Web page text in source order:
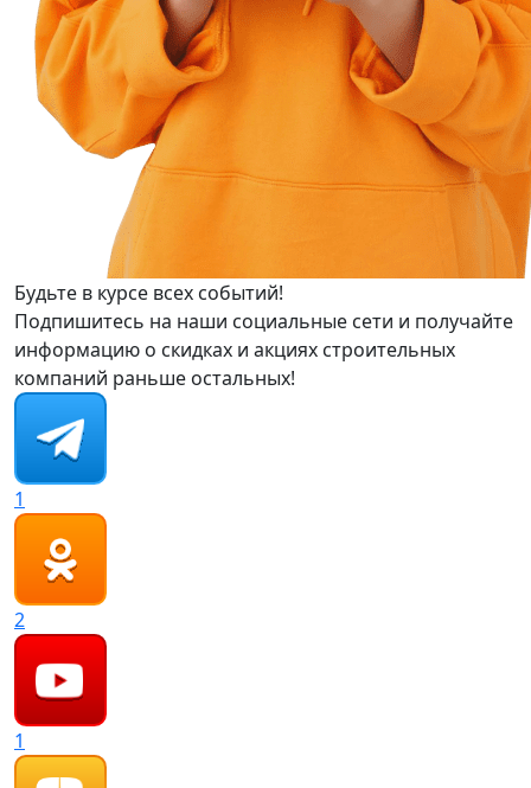
Будьте в курсе всех событий!
Подпишитесь на наши социальные сети и получайте
информацию о скидках и акциях строительных
компаний раньше остальных!
1
2
1